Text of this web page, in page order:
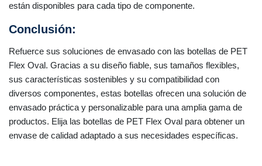
están disponibles para cada tipo de componente.
Conclusión:
Refuerce sus soluciones de envasado con las botellas de PET
Flex Oval. Gracias a su diseño fiable, sus tamaños flexibles,
sus características sostenibles y su compatibilidad con
diversos componentes, estas botellas ofrecen una solución de
envasado práctica y personalizable para una amplia gama de
productos. Elija las botellas de PET Flex Oval para obtener un
envase de calidad adaptado a sus necesidades específicas.